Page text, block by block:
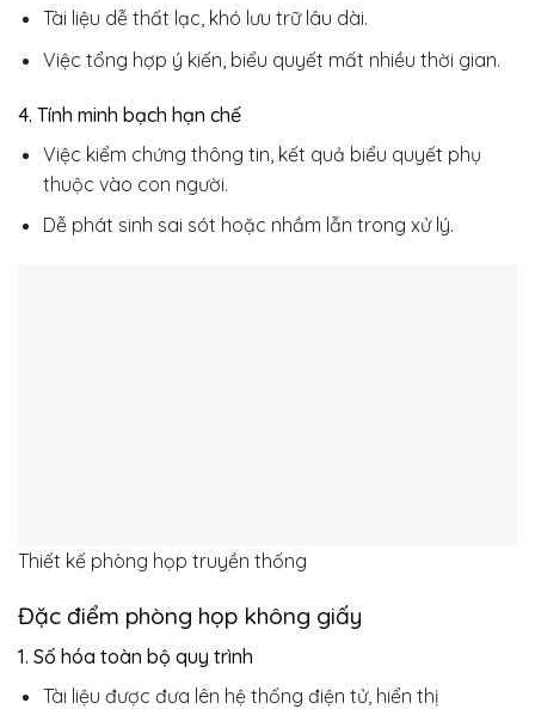
Tài liệu dễ thất lạc, khó lưu trữ lâu dài.
Việc tổng hợp ý kiến, biểu quyết mất nhiều thời gian.
4. Tính minh bạch hạn chế
Việc kiểm chứng thông tin, kết quả biểu quyết phụ
thuộc vào con người.
Dễ phát sinh sai sót hoặc nhầm lẫn trong xử lý.
Thiết kế phòng họp truyền thống
Đặc điểm phòng họp không giấy
1. Số hóa toàn bộ quy trình
Tài liệu được đưa lên hệ thống điện tử, hiển thị